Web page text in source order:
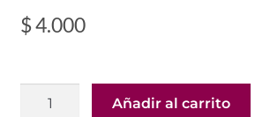
$4.000
Añadir al carrito